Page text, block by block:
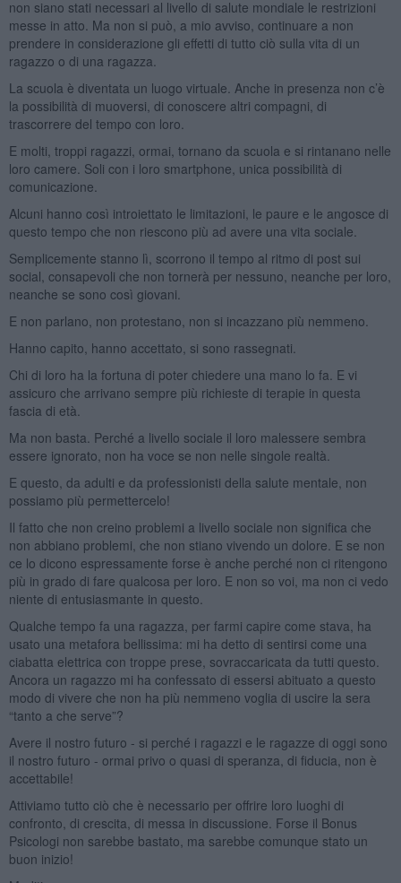
non siano stati necessari al livello di salute mondiale le restrizioni
messe in atto. Ma non si può, a mio avviso, continuare a non
prendere in considerazione gli effetti di tutto ciò sulla vita di un
ragazzo o di una ragazza.
La scuola è diventata un luogo virtuale. Anche in presenza non c’è
la possibilità di muoversi, di conoscere altri compagni, di
trascorrere del tempo con loro.
E molti, troppi ragazzi, ormai, tornano da scuola e si rintanano nelle
loro camere. Soli con i loro smartphone, unica possibilità di
comunicazione.
Alcuni hanno così introiettato le limitazioni, le paure e le angosce di
questo tempo che non riescono più ad avere una vita sociale.
Semplicemente stanno lì, scorrono il tempo al ritmo di post sui
social, consapevoli che non tornerà per nessuno, neanche per loro,
neanche se sono così giovani.
E non parlano, non protestano, non si incazzano più nemmeno.
Hanno capito, hanno accettato, si sono rassegnati.
Chi di loro ha la fortuna di poter chiedere una mano lo fa. E vi
assicuro che arrivano sempre più richieste di terapie in questa
fascia di età.
Ma non basta. Perché a livello sociale il loro malessere sembra
essere ignorato, non ha voce se non nelle singole realtà.
E questo, da adulti e da professionisti della salute mentale, non
possiamo più permettercelo!
Il fatto che non creino problemi a livello sociale non significa che
non abbiano problemi, che non stiano vivendo un dolore. E se non
ce lo dicono espressamente forse è anche perché non ci ritengono
più in grado di fare qualcosa per loro. E non so voi, ma non ci vedo
niente di entusiasmante in questo.
Qualche tempo fa una ragazza, per farmi capire come stava, ha
usato una metafora bellissima: mi ha detto di sentirsi come una
ciabatta elettrica con troppe prese, sovraccaricata da tutti questo.
Ancora un ragazzo mi ha confessato di essersi abituato a questo
modo di vivere che non ha più nemmeno voglia di uscire la sera
“tanto a che serve”?
Avere il nostro futuro - si perché i ragazzi e le ragazze di oggi sono
il nostro futuro - ormai privo o quasi di speranza, di fiducia, non è
accettabile!
Attiviamo tutto ciò che è necessario per offrire loro luoghi di
confronto, di crescita, di messa in discussione. Forse il Bonus
Psicologi non sarebbe bastato, ma sarebbe comunque stato un
buon inizio!